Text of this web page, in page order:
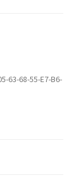
63-68-55-E7-B6-